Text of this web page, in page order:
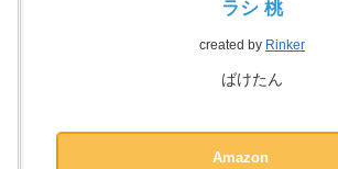
ラシ 桃
created by Rinker
ばけたん
Amazon